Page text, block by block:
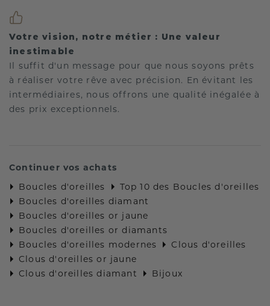
Votre vision, notre métier : Une valeur
inestimable
Il suffit d'un message pour que nous soyons prêts
à réaliser votre rêve avec précision. En évitant les
intermédiaires, nous offrons une qualité inégalée à
des prix exceptionnels.
Continuer vos achats
Boucles d'oreilles
Top 10 des Boucles d'oreilles
Boucles d'oreilles diamant
Boucles d'oreilles or jaune
Boucles d'oreilles or diamants
Boucles d'oreilles modernes
Clous d'oreilles
Clous d'oreilles or jaune
Clous d'oreilles diamant
Bijoux